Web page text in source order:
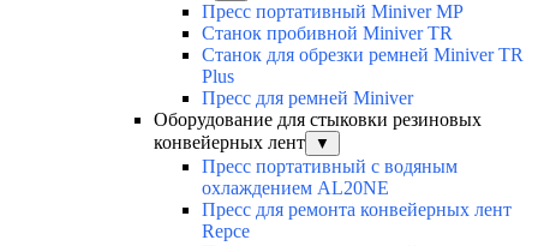
Пресс портативный Miniver MP
Станок пробивной Miniver TR
Станок для обрезки ремней Miniver TR
Plus
Пресс для ремней Miniver
Оборудование для стыковки резиновых
конвейерных лент
▼
Пресс портативный с водяным
охлаждением AL20NE
Пресс для ремонта конвейерных лент
Repce